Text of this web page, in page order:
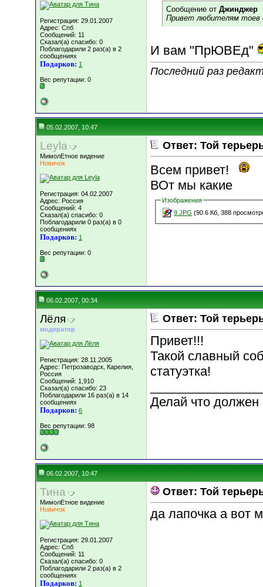
Регистрация: 29.01.2007
Адрес: Спб
Сообщений: 11
Сказал(а) спасибо: 0
Поблагодарили 2 раз(а) в 2
сообщениях
Подарков: 1
Вес репутации: 0
Сообщение от Джинджер
Привет любителям тоев
И вам "ПрЮВЕд"
Последний раз
05.02.2007, 10:47
Leyla
МимолЕтное видение
Новичок
Регистрация: 04.02.2007
Адрес: Россия
Сообщений: 4
Сказал(а) спасибо: 0
Поблагодарили 0 раз(а) в 0
сообщениях
Подарков: 1
Вес репутации: 0
Ответ: Той
Всем привет!
ВОт мы какие
Изображения
9.JPG (90.6 Кб, 388
06.02.2007, 00:34
Лёля
модератор
Регистрация: 28.11.2005
Адрес: Петрозаводск, Карелия,
Россия
Сообщений: 1,910
Сказал(а) спасибо: 23
Поблагодарили 16 раз(а) в 14
сообщениях
Подарков: 6
Вес репутации: 98
Ответ: Той
Привет!!!
Такой славный
статуэтка!
Делай что должен
06.02.2007, 10:47
Тина
МимолЕтное видение
Новичок
Регистрация: 29.01.2007
Адрес: Спб
Сообщений: 11
Сказал(а) спасибо: 0
Поблагодарили 2 раз(а) в 2
сообщениях
Подарков: 1
Ответ: Той
да лапочка а вот